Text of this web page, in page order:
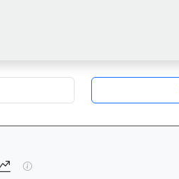
整檔案，包括練馬師、
實力派（E447）— 評